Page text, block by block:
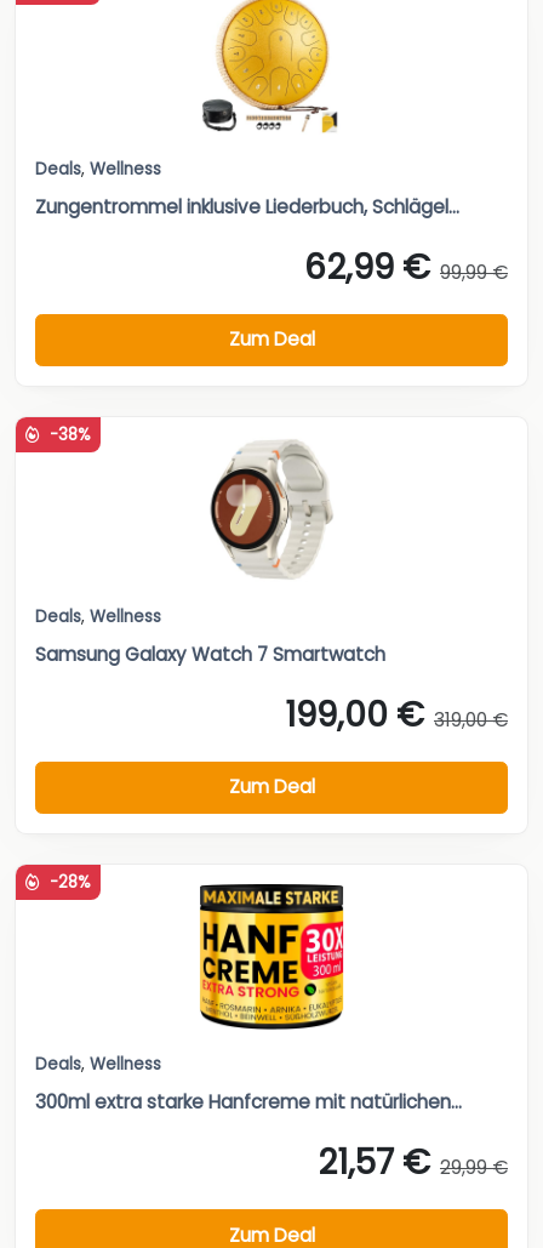
Deals, Wellness
Zungentrommel inklusive Liederbuch, Schlägel...
62,99 € 99,99 €
Zum Deal
-38%
Deals, Wellness
Samsung Galaxy Watch 7 Smartwatch
199,00 € 319,00 €
Zum Deal
-28%
Deals, Wellness
300ml extra starke Hanfcreme mit natürlichen...
21,57 € 29,99 €
Zum Deal